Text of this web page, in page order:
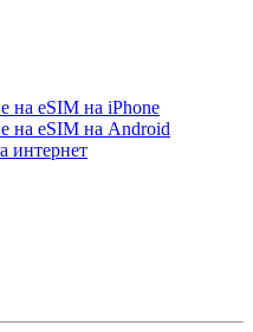
на eSIM на iPhone
на eSIM на Android
интернет